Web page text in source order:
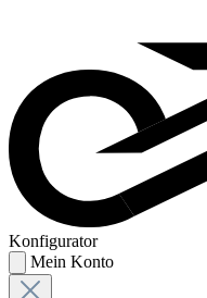
Konfigurator
Mein Konto